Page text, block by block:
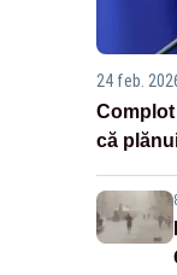
24 feb.
că